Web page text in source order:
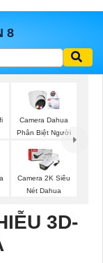
8
Camera Dahua
Phân Biệt Người
Camera 2K Siêu
Nét Dahua
3D-